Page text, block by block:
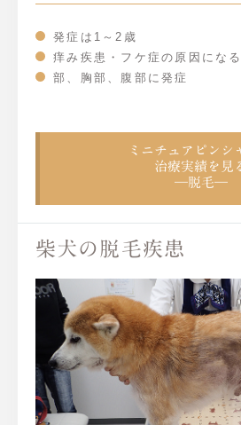
発症は1～2歳
痒み疾患・フケ症の原因になる
部、胸部、腹部に発症
ミニチュアピンシ
治療実績を見
―脱毛―
柴犬の脱毛疾患